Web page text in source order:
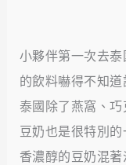
小夥伴第一次去
的飲料嚇得不知道
泰國除了燕窩、
豆奶也是很特別的
香濃醇的豆奶混